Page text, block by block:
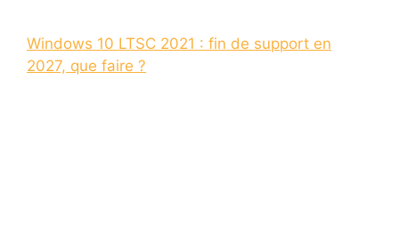
Windows 10 LTSC 2021 : fin de support en
2027, que faire ?